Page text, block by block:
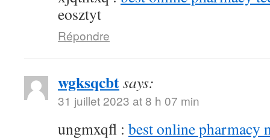
eosztyt
Répondre
wgksqcbtsays:
31 juillet 2023 at 8 h 07 min
ungmxqfl : best online pharmacy